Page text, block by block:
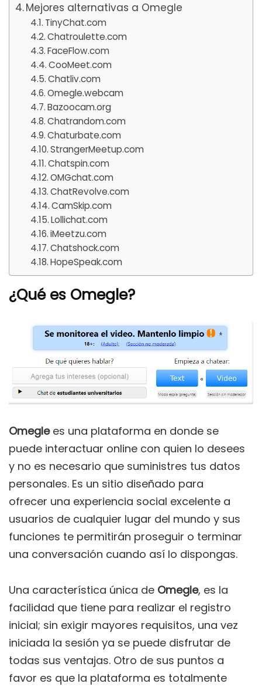
Mejores alternativas a Omegle
TinyChat.com
Chatroulette.com
FaceFlow.com
CooMeet.com
Chatliv.com
Omegle.webcam
Bazoocam.org
Chatrandom.com
Chaturbate.com
StrangerMeetup.com
Chatspin.com
OMGchat.com
ChatRevolve.com
CamSkip.com
Lollichat.com
iMeetzu.com
Chatshock.com
HopeSpeak.com
¿Qué es Omegle?
Omeglees una plataforma en donde se
puede interactuar online con quien lo desees
y no es necesario que suministres tus datos
personales. Es un sitio diseñado para
ofrecer una experiencia social excelente a
usuarios de cualquier lugar del mundo y sus
funciones te permitirán proseguir o terminar
una conversación cuando así lo dispongas.
Una característica única de Omegle, es la
facilidad que tiene para realizar el registro
inicial; sin exigir mayores requisitos, una vez
iniciada la sesión ya se puede disfrutar de
todas sus ventajas. Otro de sus puntos a
favor es que la plataforma es totalmente